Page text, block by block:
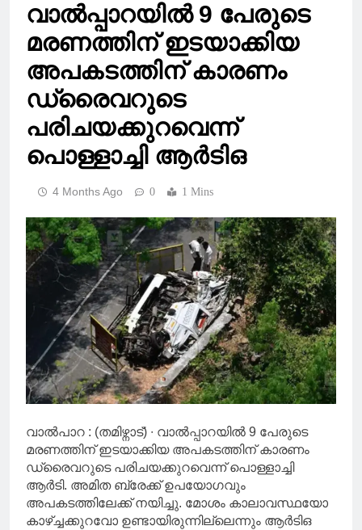
വാൽ‍പ്പാറയിൽ 9 പേരുടെ
മരണത്തിന് ഇടയാക്കിയ
അപകടത്തിന് കാരണം
ഡ്രൈവറുടെ
പരിചയക്കുറവെന്ന്
പൊള്ളാച്ചി ആർടിഒ
4 Months Ago 0 1 Mins
വാൽപാറ : (തമിഴ്നാട്) ∙ വാൽ‍പ്പാറയിൽ 9 പേരുടെ
മരണത്തിന് ഇടയാക്കിയ അപകടത്തിന് കാരണം
ഡ്രൈവറുടെ പരിചയക്കുറവെന്ന് പൊള്ളാച്ചി
ആർടി. അമിത ബ്രേക്ക് ഉപയോഗവും
അപകടത്തിലേക്ക് നയിച്ചു. മോശം കാലാവസ്ഥയോ
കാഴ്ച്ചക്കുറവോ ഉണ്ടായിരുന്നില്ലെന്നും ആർടിഒ